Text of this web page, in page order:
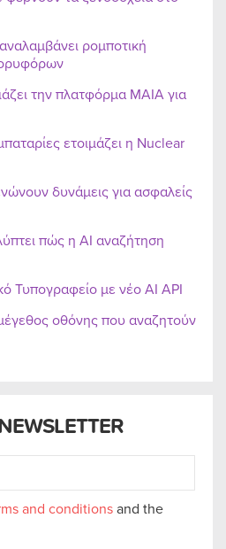
and conditionsand the
ρομποτική
την πλατφόρμα MAIA για
ετοιμάζει η Nuclear
δυνάμεις για ασφαλείς
πώς η AI αναζήτηση
Τυπογραφείο με νέο AI API
οθόνης που αναζητούν